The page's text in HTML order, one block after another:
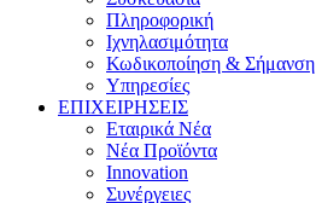
Πληροφορική
Ιχνηλασιμότητα
Κωδικοποίηση & Σήμανση
Υπηρεσίες
ΕΠΙΧΕΙΡΗΣΕΙΣ
Εταιρικά Νέα
Νέα Προϊόντα
Innovation
Συνέργειες